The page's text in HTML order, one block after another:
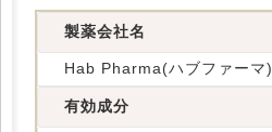
製薬会社名
Hab Pharma(ハブファーマ)
有効成分